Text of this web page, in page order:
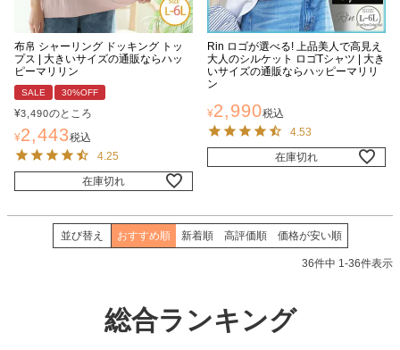
布帛 シャーリング ドッキング トッ
プス | 大きいサイズの通販ならハッ
ピーマリリン
SALE 30%OFF
¥3,490のところ
¥2,443税込
4.25
在庫切れ
Rin ロゴが選べる! 上品美人で高見え
大人のシルケット ロゴTシャツ | 大き
いサイズの通販ならハッピーマリリ
ン
¥2,990税込
4.53
在庫切れ
並び替え おすすめ順 新着順 高評価順 価格が安い順
36件中 1-36件表示
総合ランキング